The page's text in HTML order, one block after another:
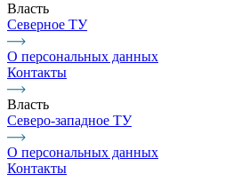
Власть
Северное ТУ
О персональных данных
Контакты
Власть
Северо-западное ТУ
О персональных данных
Контакты